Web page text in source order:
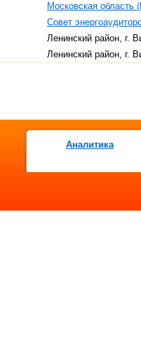
Московская область
Совет
Ленинский район, г.
Ленинский район, г.
Аналитика